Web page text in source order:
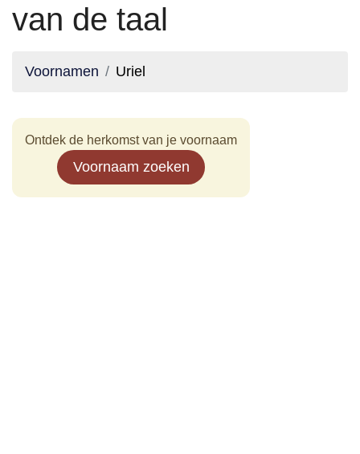
van de taal
Voornamen Uriel
Ontdek de herkomst van je voornaam
Voornaam zoeken